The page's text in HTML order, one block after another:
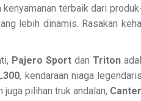
terbaik dari
lebih dinamis. Rasakan
Pajero Sport dan Triton
, kendaraan niaga
pilihan truk andalan, Canter